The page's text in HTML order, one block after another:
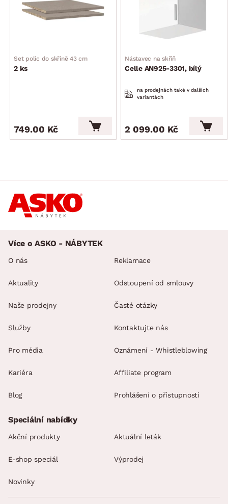
solidně zpracovaný výrobek
dodáváno v demontu (vnitřní plochy výrobku se mohou lišit
doporučujeme kombinovat i s dalšími skříněmi a nádstavci
Celle, ze kterých lze sestavit extra prostornou šatnu
Set polic do skříně 43 cm
2 ks
749.00 Kč
Nástavec na skříň
Celle AN925-3301, bílý
na prodejnách také v dalších
variantách
2 099.00 Kč
Více o ASKO - NÁBYTEK
O nás
Aktuality
Naše prodejny
Služby
Pro média
Kariéra
Blog
Reklamace
Odstoupení od smlouvy
Časté otázky
Kontaktujte nás
Oznámení - Whistleblowing
Affiliate program
Prohlášení o přístupnosti
Speciální nabídky
Akční produkty Aktuální leták
E-shop speciál Výprodej
Novinky